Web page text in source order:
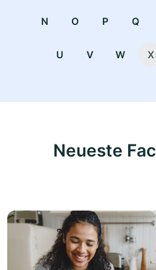
N O P Q
U V W X
Neueste